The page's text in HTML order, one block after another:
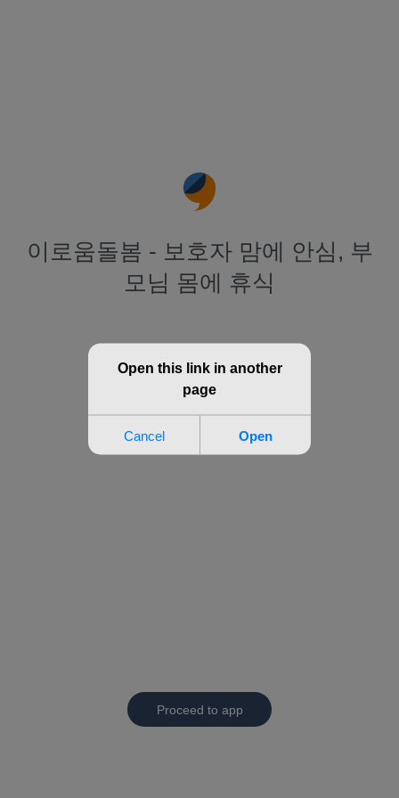
이로움돌봄 - 보호자 맘에 안심, 부
모님 몸에 휴식
Proceed to app